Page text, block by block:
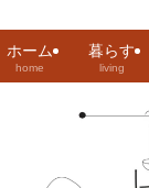
ホーム
home
暮らす
living